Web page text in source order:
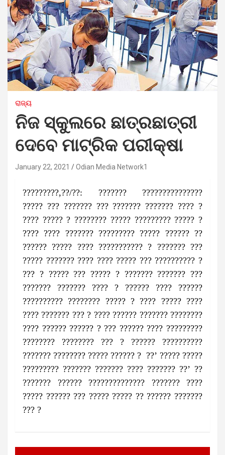
ରାଜ୍ୟ
ନିଜ ସ୍କୁଲରେ ଛାତ୍ରଛାତ୍ରୀ
ଦେବେ ମାଟ୍ରିକ ପରୀକ୍ଷା
January 22, 2021 Odian Media Network1
?????????,??/??: ??????? ???????????????
????? ??? ??????? ??? ??????? ??????? ???? ?
???? ????? ? ???????? ????? ????????? ????? ?
???? ???? ??????? ????????? ????? ?????? ??
?????? ????? ???? ??????????? ? ??????? ???
????? ??????? ???? ???? ????? ??? ?????????? ?
??? ? ????? ??? ????? ? ??????? ??????? ???
??????? ??????? ???? ? ?????? ???? ??????
?????????? ???????? ????? ? ???? ????? ????
???? ??????? ??? ? ???? ?????? ??????? ????????
???? ?????? ?????? ? ??? ?????? ???? ?????????
???????? ???????? ??? ? ?????? ??????????
??????? ???????? ????? ?????? ? ??’ ????? ?????
????????? ??????? ??????? ???? ??????? ??’ ??
??????? ?????? ?????????????? ??????? ????
????? ?????? ??? ????? ????? ?? ?????? ???????
??? ?